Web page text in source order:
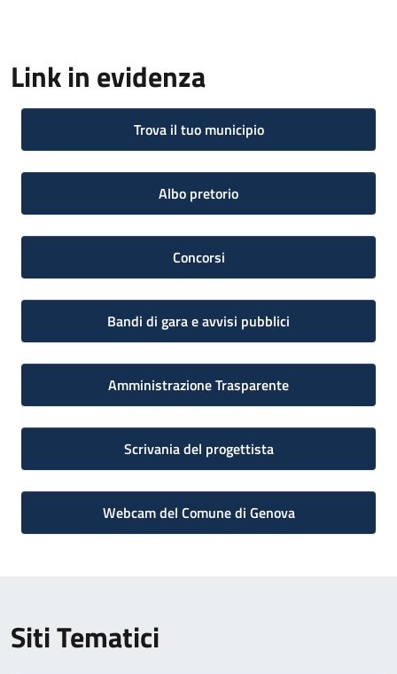
Link in evidenza
Trova il tuo municipio
Albo pretorio
Concorsi
Bandi di gara e avvisi pubblici
Amministrazione Trasparente
Scrivania del progettista
Webcam del Comune di Genova
Siti Tematici